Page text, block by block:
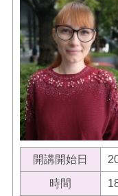
開講開始日
時間